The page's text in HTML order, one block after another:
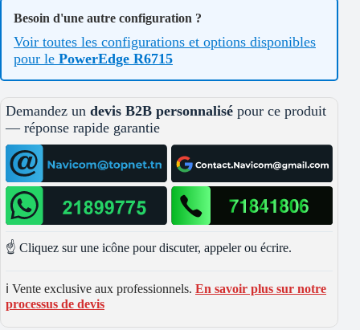
Besoin d'une autre configuration ?
Voir toutes les configurations et options disponibles
pour le PowerEdge R6715
Demandez un devis B2B personnalisé pour ce produit
— réponse rapide garantie
☝️ Cliquez sur une icône pour discuter, appeler ou écrire.
ℹ️ Vente exclusive aux professionnels. En savoir plus sur notre
processus de devis